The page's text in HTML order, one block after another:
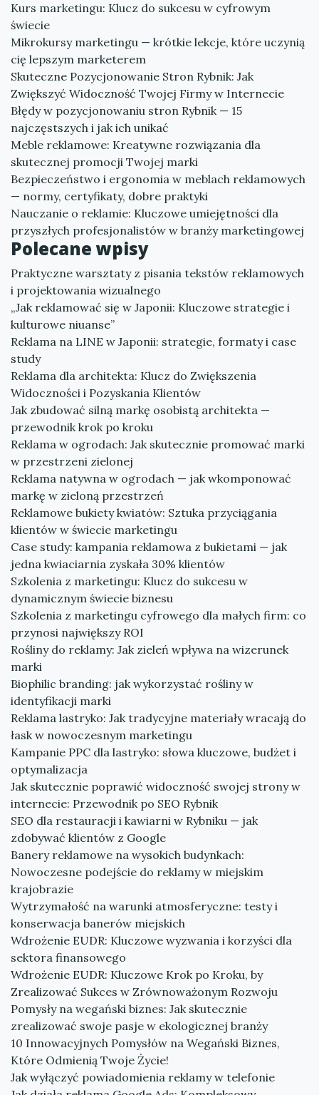
Kurs marketingu: Klucz do sukcesu w cyfrowym
świecie
Mikrokursy marketingu — krótkie lekcje, które uczynią
cię lepszym marketerem
Skuteczne Pozycjonowanie Stron Rybnik: Jak
Zwiększyć Widoczność Twojej Firmy w Internecie
Błędy w pozycjonowaniu stron Rybnik — 15
najczęstszych i jak ich unikać
Meble reklamowe: Kreatywne rozwiązania dla
skutecznej promocji Twojej marki
Bezpieczeństwo i ergonomia w meblach reklamowych
— normy, certyfikaty, dobre praktyki
Nauczanie o reklamie: Kluczowe umiejętności dla
przyszłych profesjonalistów w branży marketingowej
Polecane wpisy
Praktyczne warsztaty z pisania tekstów reklamowych
i projektowania wizualnego
„Jak reklamować się w Japonii: Kluczowe strategie i
kulturowe niuanse”
Reklama na LINE w Japonii: strategie, formaty i case
study
Reklama dla architekta: Klucz do Zwiększenia
Widoczności i Pozyskania Klientów
Jak zbudować silną markę osobistą architekta —
przewodnik krok po kroku
Reklama w ogrodach: Jak skutecznie promować marki
w przestrzeni zielonej
Reklama natywna w ogrodach — jak wkomponować
markę w zieloną przestrzeń
Reklamowe bukiety kwiatów: Sztuka przyciągania
klientów w świecie marketingu
Case study: kampania reklamowa z bukietami — jak
jedna kwiaciarnia zyskała 30% klientów
Szkolenia z marketingu: Klucz do sukcesu w
dynamicznym świecie biznesu
Szkolenia z marketingu cyfrowego dla małych firm: co
przynosi największy ROI
Rośliny do reklamy: Jak zieleń wpływa na wizerunek
marki
Biophilic branding: jak wykorzystać rośliny w
identyfikacji marki
Reklama lastryko: Jak tradycyjne materiały wracają do
łask w nowoczesnym marketingu
Kampanie PPC dla lastryko: słowa kluczowe, budżet i
optymalizacja
Jak skutecznie poprawić widoczność swojej strony w
internecie: Przewodnik po SEO Rybnik
SEO dla restauracji i kawiarni w Rybniku — jak
zdobywać klientów z Google
Banery reklamowe na wysokich budynkach:
Nowoczesne podejście do reklamy w miejskim
krajobrazie
Wytrzymałość na warunki atmosferyczne: testy i
konserwacja banerów miejskich
Wdrożenie EUDR: Kluczowe wyzwania i korzyści dla
sektora finansowego
Wdrożenie EUDR: Kluczowe Krok po Kroku, by
Zrealizować Sukces w Zrównoważonym Rozwoju
Pomysły na wegański biznes: Jak skutecznie
zrealizować swoje pasje w ekologicznej branży
10 Innowacyjnych Pomysłów na Wegański Biznes,
Które Odmienią Twoje Życie!
Jak wyłączyć powiadomienia reklamy w telefonie